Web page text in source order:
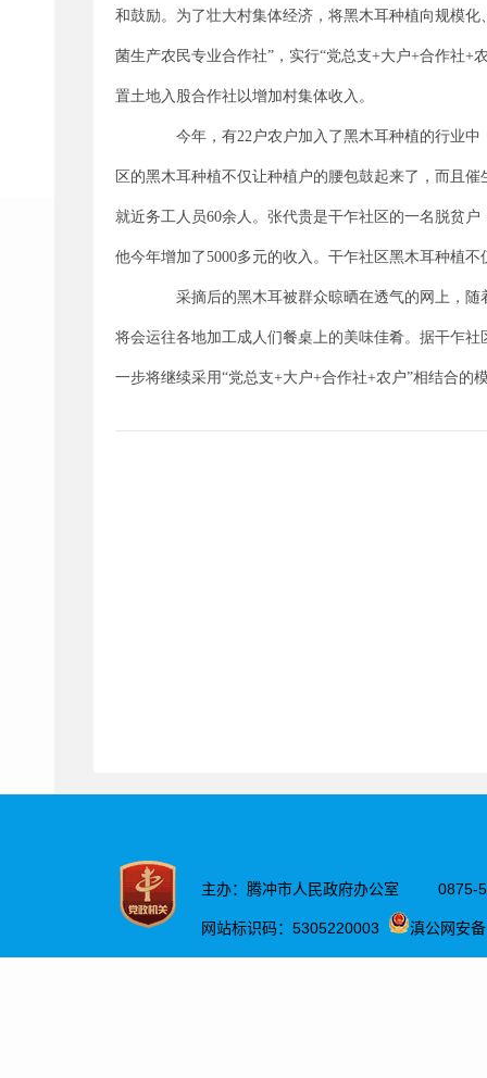
和鼓励。为了壮大村集体经济，将黑木耳种植向规模
菌生产农民专业合作社”，实行“党总支+大户+合作社+
置土地入股合作社以增加村集体收入。
今年，有22户农户加入了黑木耳种植的行业中
区的黑木耳种植不仅让种植户的腰包鼓起来了，而且
就近务工人员60余人。张代贵是干乍社区的一名脱贫
他今年增加了5000多元的收入。干乍社区黑木耳种植
采摘后的黑木耳被群众晾晒在透气的网上，随
将会运往各地加工成人们餐桌上的美味佳肴。据干乍
一步将继续采用“党总支+大户+合作社+农户”相结合